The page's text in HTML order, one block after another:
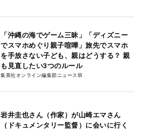
「沖縄の海でゲーム三昧」「ディズニー
でスマホめぐり親子喧嘩」旅先でスマホ
を手放さない子ども、親はどうする？ 親
も見直したい3つのルール
集英社オンライン編集部ニュース班
岩井圭也さん（作家）が山崎エマさん
（ドキュメンタリー監督）に会いに行く